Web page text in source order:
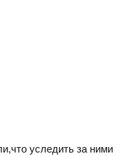
уследить за ними